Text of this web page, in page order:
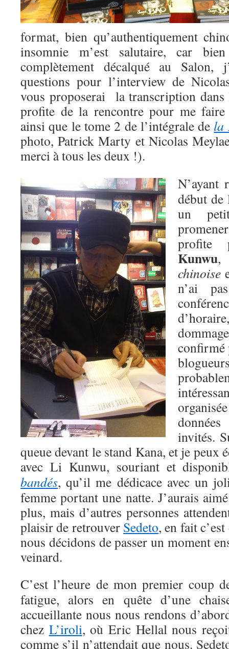
format, bien qu’authentiquement
insomnie m’est salutaire, car
complètement décalqué au Salon,
questions pour l’interview de
vous proposerai la transcription dans
profite de la rencontre pour me faire
ainsi que le tome 2 de l’intégrale de la
photo, Patrick Marty et Nicolas
merci à tous les deux !).
N’ayant
début de
un
profite
Kunwu,
chinoise
n’ai
confirmé
invités.
queue devant le stand Kana, et je peux
avec Li Kunwu, souriant et
bandés, qu’il me dédicace avec un
femme portant une natte. J’aurais
plus, mais d’autres personnes
plaisir de retrouver Sedeto, en fait
nous décidons de passer un moment
veinard.
C’est l’heure de mon premier coup
fatigue, alors en quête d’une
accueillante nous nous rendons
chez L’iroli, où Eric Hellal nous
comme s’il n’attendait que nous.